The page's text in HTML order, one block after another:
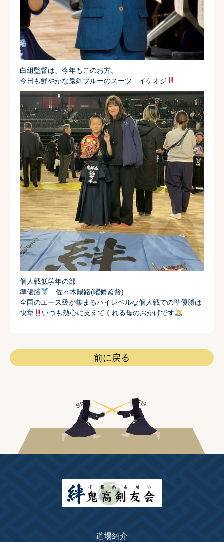
白組監督は、今年もこのお方。
今日も鮮やかな鬼剣ブルーのスーツ…イケオジ
個人戦低学年の部
準優勝
佐々木陽路(曜脩監督)
全国のエース級が集まるハイレベルな個人戦での準優勝は
快挙
いつも熱心に支えてくれる母のおかげです
前に戻る
道場紹介